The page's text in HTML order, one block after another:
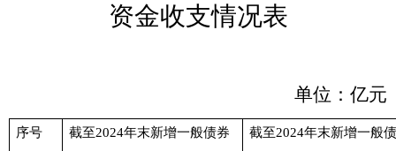
资金收支情况表
单位：亿元
序号 截至2024年末新增一般债券
截至2024年末新增一般